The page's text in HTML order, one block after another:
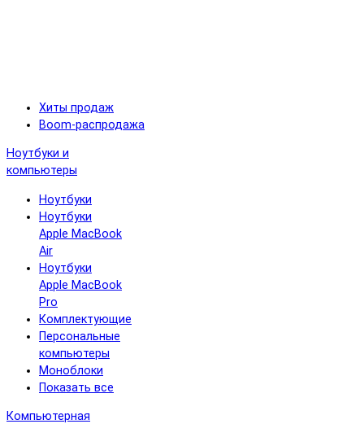
Хиты продаж
Boom-распродажа
Ноутбуки и
компьютеры
Ноутбуки
Ноутбуки
Apple MacBook
Air
Ноутбуки
Apple MacBook
Pro
Комплектующие
Персональные
компьютеры
Моноблоки
Показать все
Компьютерная